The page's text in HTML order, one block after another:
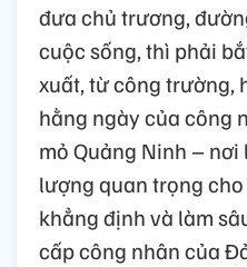
đưa chủ trương,
cuộc sống, thì phải
xuất, từ công trường,
hằng ngày của công
mỏ Quảng Ninh –
lượng quan trọng
khẳng định và làm
cấp công nhân của